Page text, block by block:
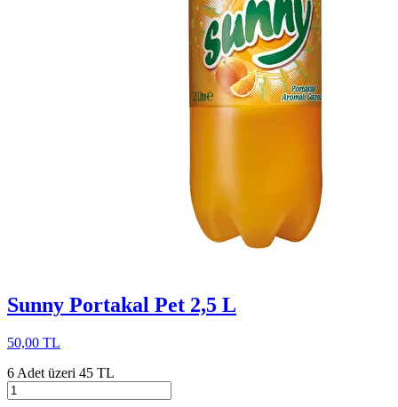
Sunny Portakal Pet 2,5 L
50,00 TL
6 Adet üzeri 45 TL